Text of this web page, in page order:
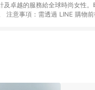
卓越的服務給全球時尚女性。
注意事項：需透過 LINE 購物前